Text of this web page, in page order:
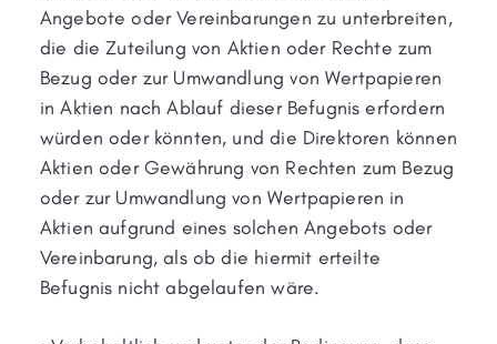
Angebote oder Vereinbarungen zu unterbreiten,
die die Zuteilung von Aktien oder Rechte zum
Bezug oder zur Umwandlung von Wertpapieren
in Aktien nach Ablauf dieser Befugnis erfordern
würden oder könnten, und die Direktoren können
Aktien oder Gewährung von Rechten zum Bezug
oder zur Umwandlung von Wertpapieren in
Aktien aufgrund eines solchen Angebots oder
Vereinbarung, als ob die hiermit erteilte
Befugnis nicht abgelaufen wäre.